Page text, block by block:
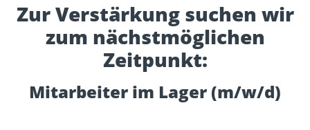
Zur Verstärkung suchen wir
zum nächstmöglichen
Zeitpunkt:
Mitarbeiter im Lager (m/w/d)